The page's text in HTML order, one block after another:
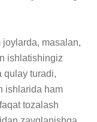
masalan,
ishlatishingiz
qulay turadi,
ishlarida ham
tozalash